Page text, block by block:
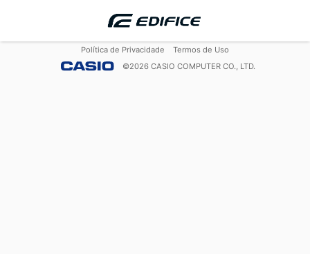
Política de Privacidade
Termos de Uso
©2026 CASIO COMPUTER CO., LTD.